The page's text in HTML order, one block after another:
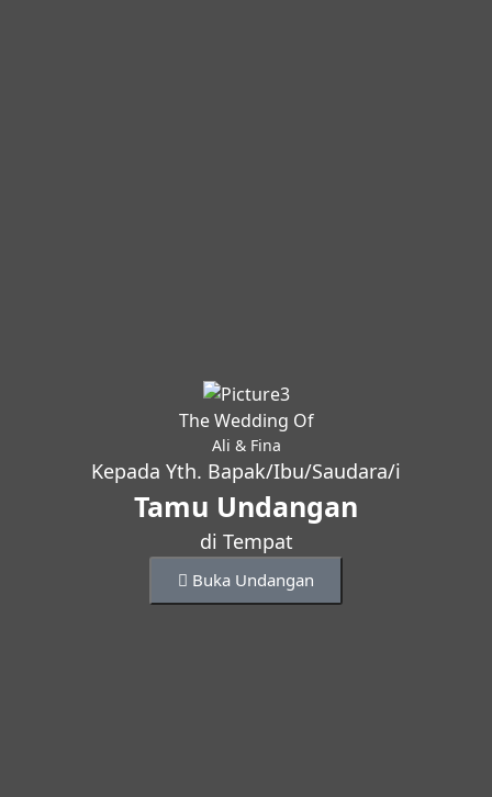
The Wedding Of
Ali & Fina
Kepada Yth. Bapak/Ibu/Saudara/i
Tamu Undangan
di Tempat
Buka Undangan